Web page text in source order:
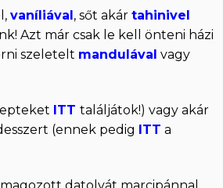
vaníliával , sőt akár tahinivel
Azt már csak le kell önteni házi
szeletelt mandulával vagy
ITT találjátok!) vagy akár
(ennek pedig ITT a